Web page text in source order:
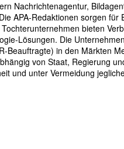
Nachrichtenagentur,
APA-Redaktionen sorgen für
bieten
Lösungen. Die
Beauftragte) in den Märkten
von Staat, Regierung
und unter Vermeidung